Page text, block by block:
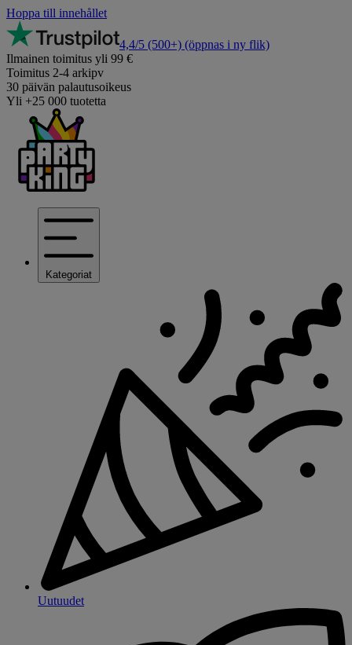
Hoppa till innehållet
4,4/5 (500+) (öppnas i ny flik)
Ilmainen toimitus yli 99 €
Toimitus 2-4 arkipv
30 päivän palautusoikeus
Yli +25 000 tuotetta
Kategoriat
Uutuudet